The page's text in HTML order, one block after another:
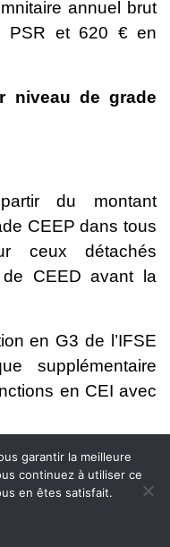
annuel brut
PSR et 620 € en
niveau de grade
du montant
CEEP dans tous
ceux détachés
de CEED avant la
en G3 de l’IFSE
supplémentaire
en CEI avec
maintenues :
de l’IFSE en cas
C en B :
garantir la meilleure
continuez à utiliser ce
en êtes satisfait.